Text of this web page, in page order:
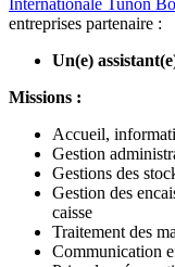
Internationale Tunon
entreprises partenaire :
Un(e)
Missions :
Accueil,
Gestion
Gestions des
Gestion des
caisse
Traitement des
Communication